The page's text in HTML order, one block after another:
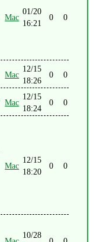
Mac
01/20
16:21
0 0
Mac
12/15
18:26
0 0
Mac
12/15
18:24
0 0
Mac
12/15
18:20
0 0
10/28